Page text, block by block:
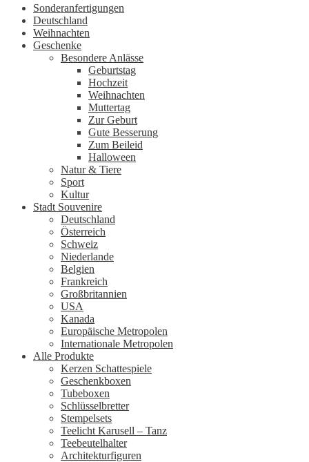
Sonderanfertigungen
Deutschland
Weihnachten
Geschenke
Besondere Anlässe
Geburtstag
Hochzeit
Weihnachten
Muttertag
Zur Geburt
Gute Besserung
Zum Beileid
Halloween
Natur & Tiere
Sport
Kultur
Stadt Souvenire
Deutschland
Österreich
Schweiz
Niederlande
Belgien
Frankreich
Großbritannien
USA
Kanada
Europäische Metropolen
Internationale Metropolen
Alle Produkte
Kerzen Schattespiele
Geschenkboxen
Tubeboxen
Schlüsselbretter
Stempelsets
Teelicht Karusell – Tanz
Teebeutelhalter
Architekturfiguren